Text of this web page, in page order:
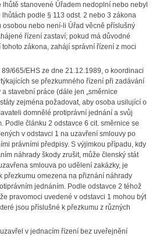
stanovené Úřadem nedoplní nebo nebyl
podle § 113 odst. 2 nebo 3 zákona
nebo není-li Úřad věcně příslušný
řízení zastaví; pokud má důvodné
zákona, zahájí správní řízení z moci
665/EHS ze dne 21.12.1989, o koordinaci
se přezkumného řízení při zadávání
stavební práce (dále jen „směrnice
zejména požadovat, aby osoba usilující o
domnělé protiprávní jednání a svůj
Podle článku 2 odstavce 6 cit. směrnice se
v odstavci 1 na uzavření smlouvy po
právními předpisy. S výjimkou případu, kdy
náhrady škody zrušit, může členský stát
smlouva po udělení zakázky, je
přezkumu omezena na přiznání náhrady
jednáním. Podle odstavce 2 téhož
pravomoci uvedené v odstavci 1 mohou být
jsou příslušné k přezkumu z různých
v jednacím řízení bez uveřejnění